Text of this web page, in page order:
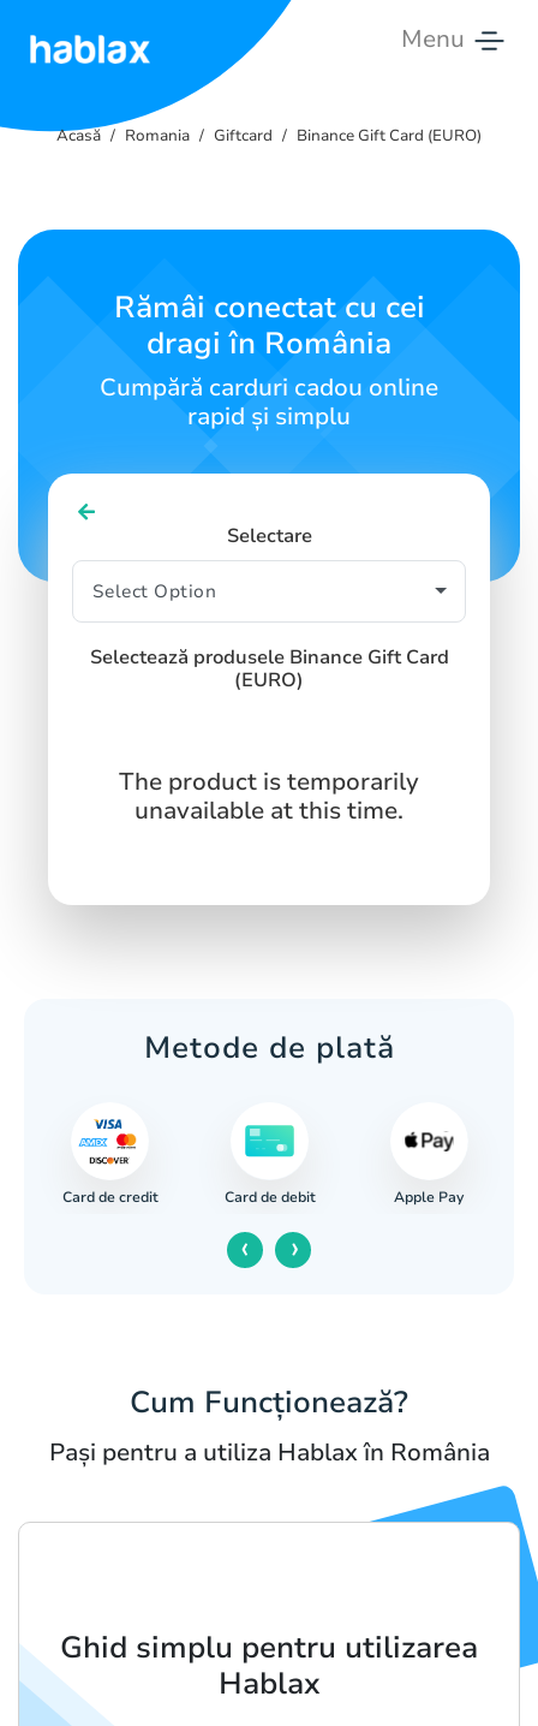
Menu
Tarife
Contactează-
Română
SIGN IN
Acasă Romania Giftcard Binance Gift Card (EURO)
Rămâi conectat cu cei
dragi în România
Cumpără carduri cadou online
rapid și simplu
Selectare
Selectează produsele Binance Gift Card
(EURO)
The product is temporarily
unavailable at this time.
Metode de plată
Card de credit Card de debit Apple Pay
‹ ›
Cum Funcționează?
Pași pentru a utiliza Hablax în România
Ghid simplu pentru utilizarea
Hablax